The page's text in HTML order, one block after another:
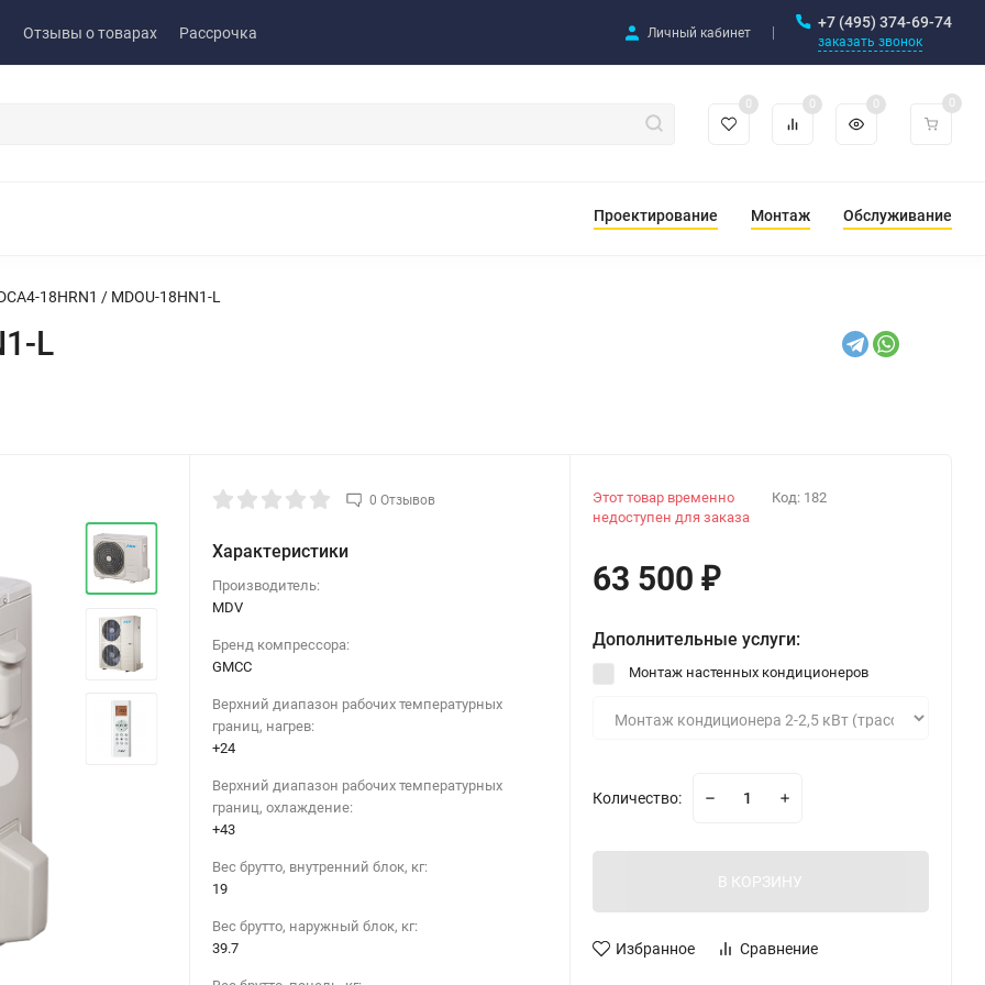
Отзывы о товарах Рассрочка Личный кабинет
+7 (495) 374-69-74
заказать звонок
0 0 0 0
Проектирование Монтаж Обслуживание
18HRN1 / MDOU-18HN1-L
L
0 Отзывов
Характеристики
Производитель:
MDV
Бренд компрессора:
GMCC
Верхний диапазон рабочих температурных
границ, нагрев:
+24
Верхний диапазон рабочих температурных
границ, охлаждение:
+43
Вес брутто, внутренний блок, кг:
19
Вес брутто, наружный блок, кг:
39.7
Код: 182
Этот товар временно
недоступен для заказа
63 500 ₽
Дополнительные услуги:
Монтаж настенных кондиционеров
Количество:
В КОРЗИНУ
Избранное Сравнение